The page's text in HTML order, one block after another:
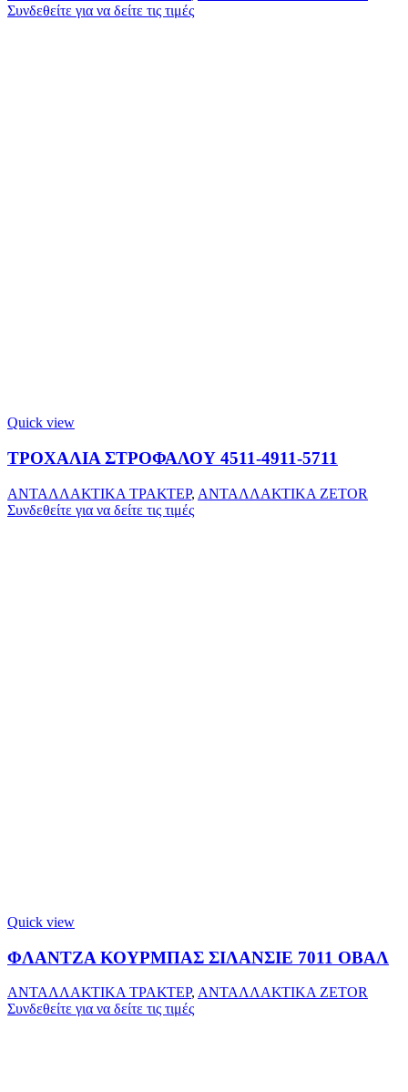
Συνδεθείτε για να δείτε τις τιμές
Quick view
ΤΡΟΧΑΛΙΑ ΣΤΡΟΦΑΛΟΥ 4511-4911-5711
ΑΝΤΑΛΛΑΚΤΙΚΑ ΤΡΑΚΤΕΡ, ΑΝΤΑΛΛΑΚΤΙΚΑ ZETOR
Συνδεθείτε για να δείτε τις τιμές
Quick view
ΦΛΑΝΤΖΑ ΚΟΥΡΜΠΑΣ ΣΙΛΑΝΣΙΕ 7011 ΟΒΑΛ
ΑΝΤΑΛΛΑΚΤΙΚΑ ΤΡΑΚΤΕΡ, ΑΝΤΑΛΛΑΚΤΙΚΑ ZETOR
Συνδεθείτε για να δείτε τις τιμές